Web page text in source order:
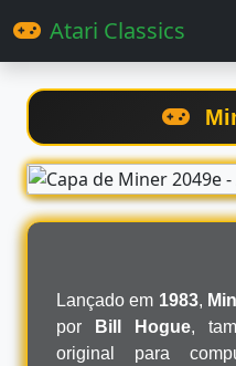
Atari Classics
Lançado em 1983,
por
Bill Hogue,
original para